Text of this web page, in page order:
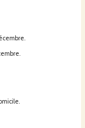
principalement notre